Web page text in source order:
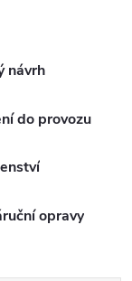
návrh
do provozu
opravy